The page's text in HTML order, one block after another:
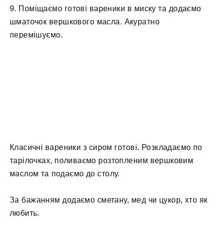
9. Поміщаємо готові вареники в миску та додаємо
шматочок вершкового масла. Акуратно
перемішуємо.
Класичні вареники з сиром готові. Розкладаємо по
тарілочках, поливаємо розтопленим вершковим
маслом та подаємо до столу.
За бажанням додаємо сметану, мед чи цукор, хто як
любить.